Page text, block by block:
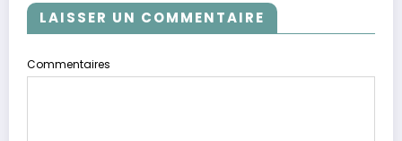
LAISSER UN COMMENTAIRE
Commentaires